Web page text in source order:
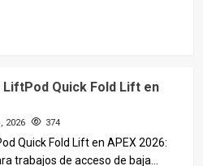
Quick Fold Lift en
2026 374
Quick Fold Lift en APEX 2026:
trabajos de acceso de baja...